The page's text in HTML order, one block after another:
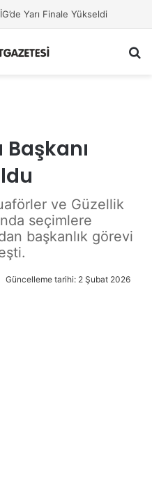
Başladı
Başkanı
ve Güzellik
seçimlere
başkanlık görevi
Güncelleme tarihi: 2 Şubat 2026